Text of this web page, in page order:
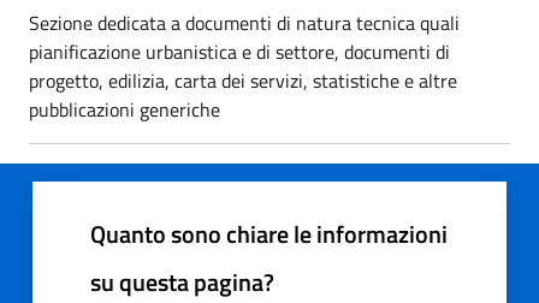
Sezione dedicata a documenti di natura tecnica quali
pianificazione urbanistica e di settore, documenti di
progetto, edilizia, carta dei servizi, statistiche e altre
pubblicazioni generiche
Quanto sono chiare le informazioni
su questa pagina?